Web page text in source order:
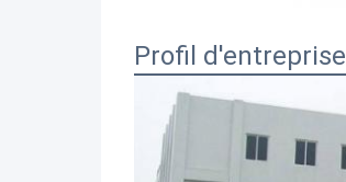
Profil d'entreprise